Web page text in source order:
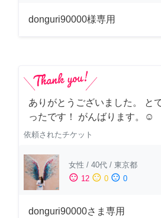
donguri90000様専用
ありがとうございました。 と
ったです！ がんばります。☺️
依頼されたチケット
女性 / 40代 / 東京都
sentiment_satisfied 12 sentiment_neutral 0 sentiment_dissatisfied 0
donguri90000さま専用